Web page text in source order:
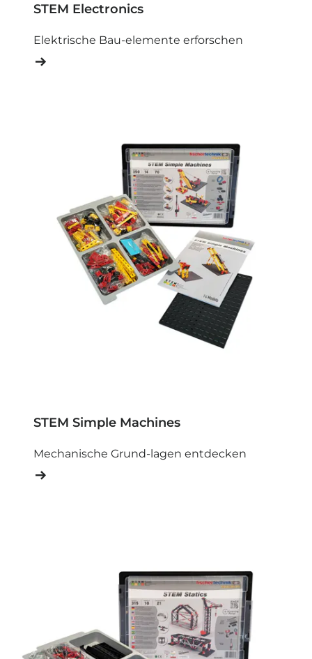
STEM Electronics
Elektrische Bau-elemente erforschen
STEM Simple Machines
Mechanische Grund-lagen entdecken